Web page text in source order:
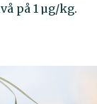
på 1 µg/kg.